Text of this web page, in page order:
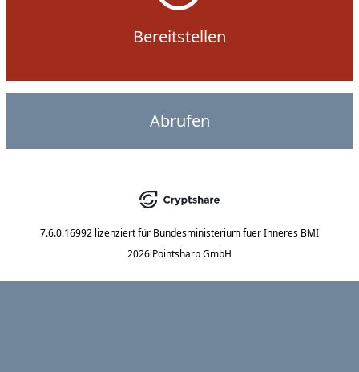
Bereitstellen
Abrufen
7.6.0.16992 lizenziert für Bundesministerium fuer Inneres BMI
2026 Pointsharp GmbH